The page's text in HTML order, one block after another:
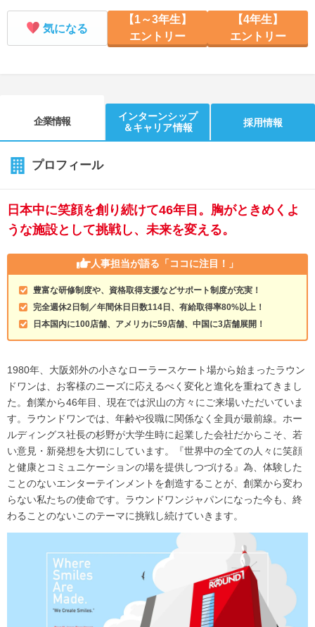
気になる
【1～3年生】
エントリー
【4年生】
エントリー
企業情報
インターンシップ
＆キャリア情報
採用情報
プロフィール
日本中に笑顔を創り続けて46年目。胸がときめくよ
うな施設として挑戦し、未来を変える。
人事担当が語る 「ココに注目！」
豊富な研修制度や、資格取得支援などサポート制度が充実！
完全週休2日制／年間休日日数114日、有給取得率80%以上！
日本国内に100店舗、アメリカに59店舗、中国に3店舗展開！
1980年、大阪郊外の小さなローラースケート場から始まったラウン
ドワンは、お客様のニーズに応えるべく変化と進化を重ねてきまし
た。創業から46年目、現在では沢山の方々にご来場いただいていま
す。ラウンドワンでは、年齢や役職に関係なく全員が最前線。ホー
ルディングス社長の杉野が大学生時に起業した会社だからこそ、若
い意見・新発想を大切にしています。『世界中の全ての人々に笑顔
と健康とコミュニケーションの場を提供しつづける』為、体験した
ことのないエンターテインメントを創造することが、創業から変わ
らない私たちの使命です。ラウンドワンジャパンになった今も、終
わることのないこのテーマに挑戦し続けていきます。